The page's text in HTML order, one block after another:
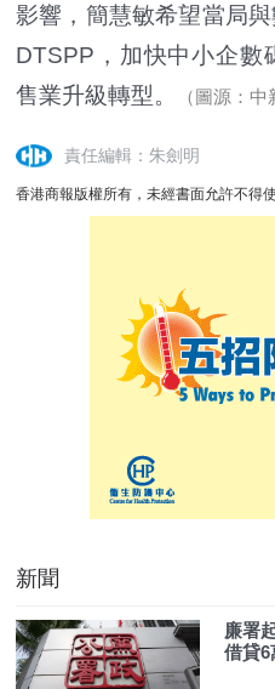
影響，簡慧敏希望當局
DTSPP，加快中小企數
售業升級轉型。
（圖源：中
責任編輯：朱劍明
香港商報版權所有，未經書面允許不得使
新聞
廉署
借貸6